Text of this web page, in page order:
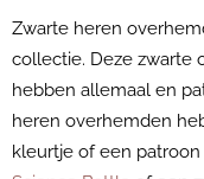
Zwarte heren
collectie. Deze zwarte
hebben allemaal en
heren overhemden
kleurtje of een